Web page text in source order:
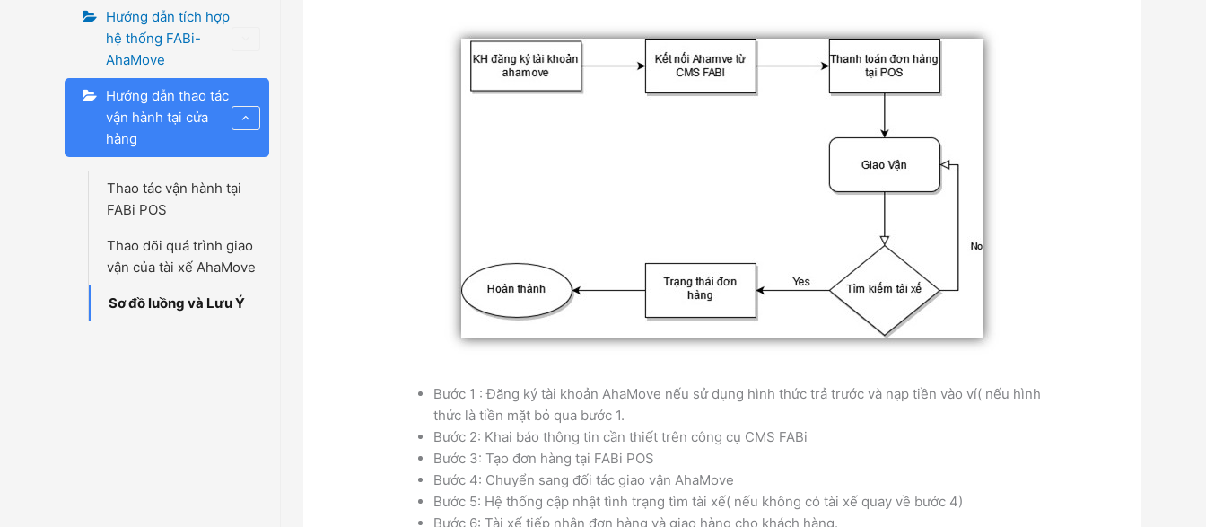
Hướng dẫn tích hợp
hệ thống FABi-
AhaMove
Hướng dẫn thao tác
vận hành tại cửa
hàng
Thao tác vận hành tại
FABi POS
Thao dõi quá trình giao
vận của tài xế AhaMove
Sơ đồ luồng và Lưu Ý
Bước 1 : Đăng ký tài khoản AhaMove nếu sử dụng hình thức trả trước và nạp tiền vào ví( nếu hình
thức là tiền mặt bỏ qua bước 1.
Bước 2: Khai báo thông tin cần thiết trên công cụ CMS FABi
Bước 3: Tạo đơn hàng tại FABi POS
Bước 4: Chuyển sang đối tác giao vận AhaMove
Bước 5: Hệ thống cập nhật tình trạng tìm tài xế( nếu không có tài xế quay về bước 4)
Bước 6: Tài xế tiếp nhận đơn hàng và giao hàng cho khách hàng.